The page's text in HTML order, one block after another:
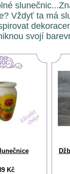
Vždyť ta má
svojí
Kč